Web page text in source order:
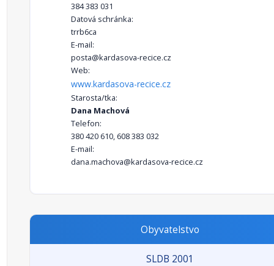
384 383 031
Datová schránka:
trrb6ca
E-mail:
posta@kardasova-recice.cz
Web:
www.kardasova-recice.cz
Starosta/tka:
Dana Machová
Telefon:
380 420 610, 608 383 032
E-mail:
dana.machova@kardasova-recice.cz
Obyvatelstvo
SLDB 2001